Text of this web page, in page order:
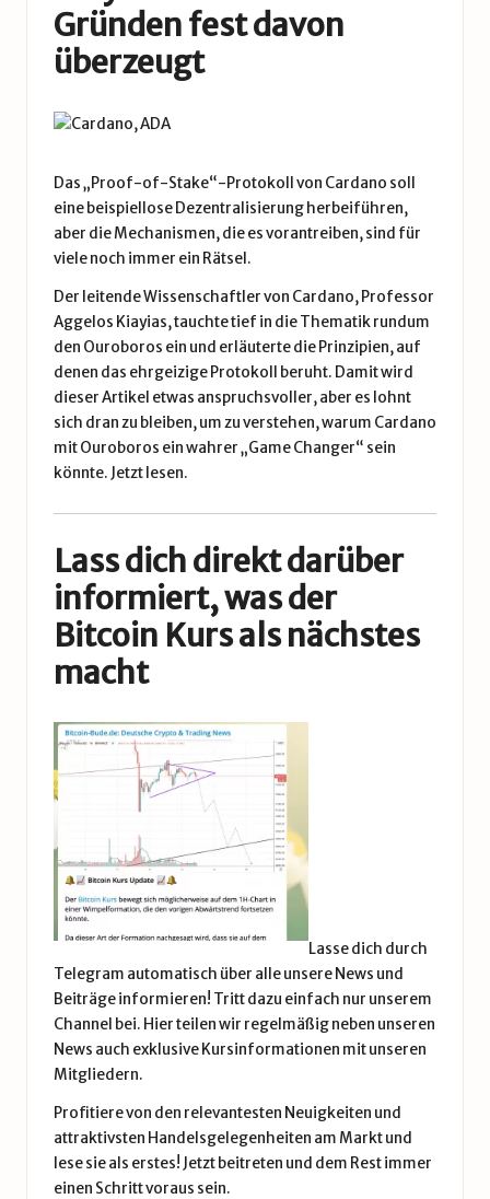
Gründen fest davon
überzeugt
Das „Proof-of-Stake“-Protokoll von Cardano soll
eine beispiellose Dezentralisierung herbeiführen,
aber die Mechanismen, die es vorantreiben, sind für
viele noch immer ein Rätsel.
Der leitende Wissenschaftler von Cardano, Professor
Aggelos Kiayias, tauchte tief in die Thematik rundum
den Ouroboros ein und erläuterte die Prinzipien, auf
denen das ehrgeizige Protokoll beruht. Damit wird
dieser Artikel etwas anspruchsvoller, aber es lohnt
sich dran zu bleiben, um zu verstehen, warum Cardano
mit Ouroboros ein wahrer „Game Changer“ sein
könnte. Jetzt lesen.
Lass dich direkt darüber
informiert, was der
Bitcoin Kurs als nächstes
macht
Lasse dich durch
Telegram automatisch über alle unsere News und
Beiträge informieren! Tritt dazu einfach nur unserem
Channel bei. Hier teilen wir regelmäßig neben unseren
News auch exklusive Kursinformationen mit unseren
Mitgliedern.
Profitiere von den relevantesten Neuigkeiten und
attraktivsten Handelsgelegenheiten am Markt und
lese sie als erstes! Jetzt beitreten und dem Rest immer
einen Schritt voraus sein.